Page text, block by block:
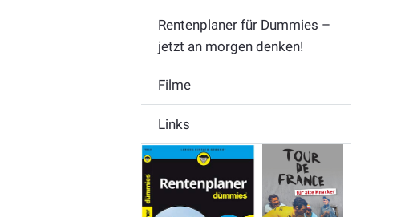
Rentenplaner für Dummies –
jetzt an morgen denken!
Filme
Links